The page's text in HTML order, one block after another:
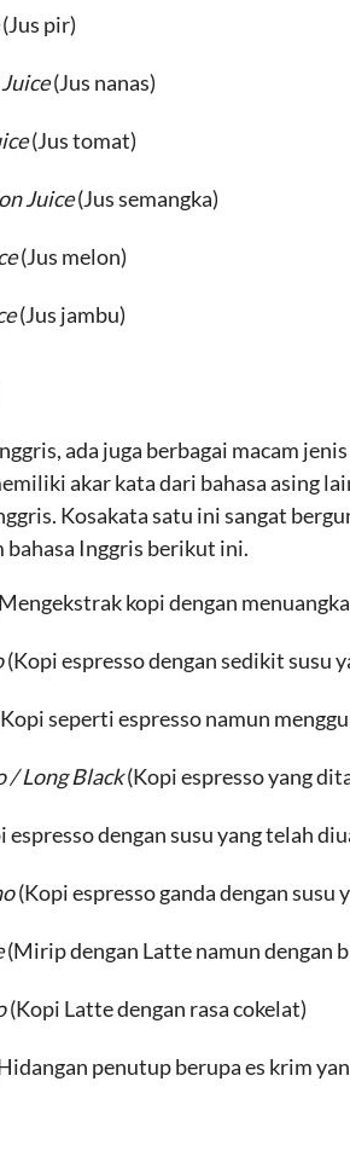
(Jus pir)
(Jus nanas)
(Jus tomat)
Juice(Jus semangka)
(Jus melon)
(Jus jambu)
ada juga berbagai macam
akar kata dari bahasa asing
Kosakata satu ini sangat
bahasa Inggris berikut ini.
kopi dengan
(Kopi espresso dengan sedikit susu
seperti espresso namun
/ Long Black(Kopi espresso yang
espresso dengan susu yang telah
(Kopi espresso ganda dengan susu
(Mirip dengan Latte namun dengan
(Kopi Latte dengan rasa cokelat)
penutup berupa es krim